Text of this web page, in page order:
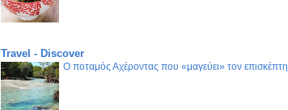
Travel - Discover
Ο ποταμός Αχέροντας που «μαγεύει» τον επισκέπτη